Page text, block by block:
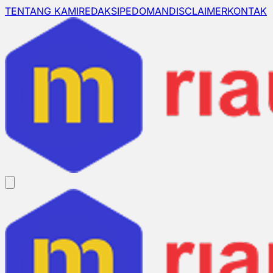
TENTANG KAMIREDAKSIPEDOMANDISCLAIMERKONTAK